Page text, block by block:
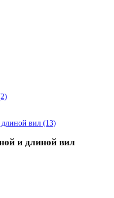
вил (13)
и длиной вил